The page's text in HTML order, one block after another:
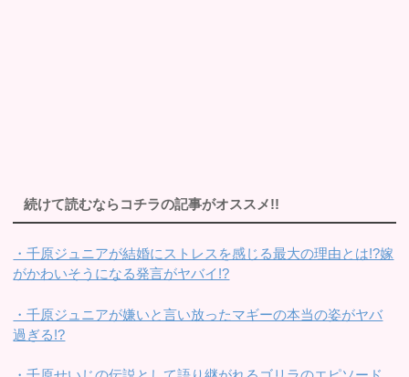
続けて読むならコチラの記事がオススメ!!
・千原ジュニアが結婚にストレスを感じる最大の理由とは!?嫁
がかわいそうになる発言がヤバイ!?
・千原ジュニアが嫌いと言い放ったマギーの本当の姿がヤバ
過ぎる!?